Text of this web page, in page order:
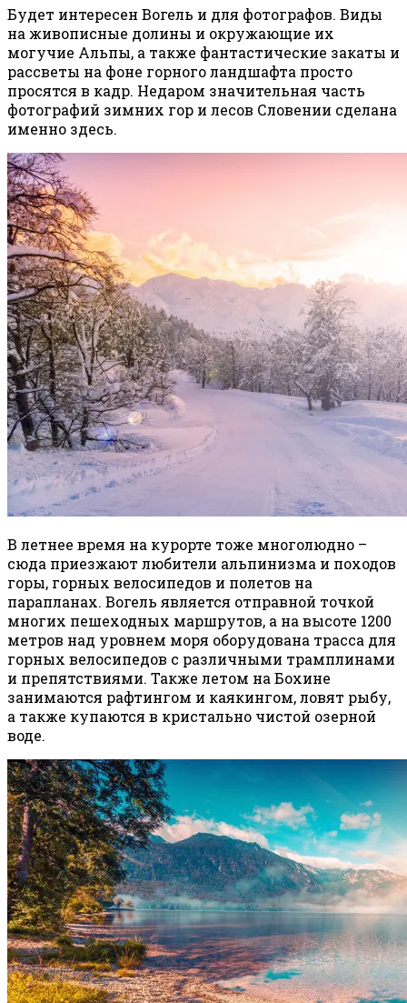
Будет интересен Вогель и для фотографов. Виды
на живописные долины и окружающие их
могучие Альпы, а также фантастические закаты и
рассветы на фоне горного ландшафта просто
просятся в кадр. Недаром значительная часть
фотографий зимних гор и лесов Словении сделана
именно здесь.
В летнее время на курорте тоже многолюдно –
сюда приезжают любители альпинизма и походов
горы, горных велосипедов и полетов на
парапланах. Вогель является отправной точкой
многих пешеходных маршрутов, а на высоте 1200
метров над уровнем моря оборудована трасса для
горных велосипедов с различными трамплинами
и препятствиями. Также летом на Бохине
занимаются рафтингом и каякингом, ловят рыбу,
а также купаются в кристально чистой озерной
воде.